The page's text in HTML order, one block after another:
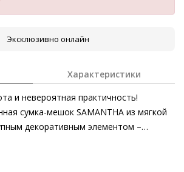
Эксклюзивно онлайн
Характеристики
и невероятная практичность!
сумка-мешок SAMANTHA из мягкой
декоративным элементом –
осенне-зимнем сезоне аксессуар.
очарованию сумка будет